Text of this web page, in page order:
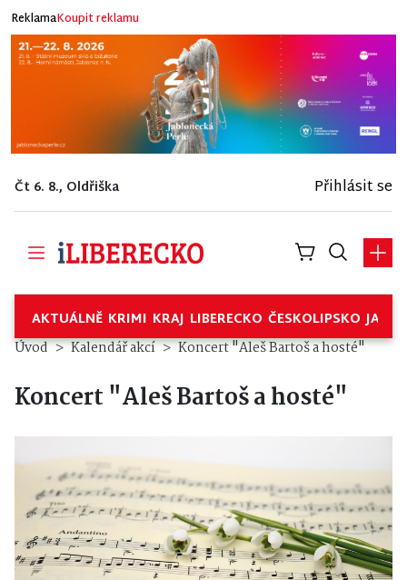
ReklamaKoupit reklamu
Čt 6. 8., Oldřiška Přihlásit se
AKTUÁLNĚ KRIMI KRAJ LIBERECKO ČESKOLIPSKO
Úvod Kalendář akcí Koncert "Aleš Bartoš a hosté"
Koncert "Aleš Bartoš a hosté"